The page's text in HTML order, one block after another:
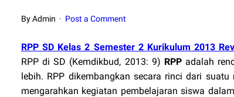
By Admin Post a Comment
RPP SD Kelas 2 Semester 2 Kurikulum 2013
RPP di SD (Kemdikbud, 2013: 9) RPPadalah
lebih. RPP dikembangkan secara rinci dari
mengarahkan kegiatan pembelajaran siswa